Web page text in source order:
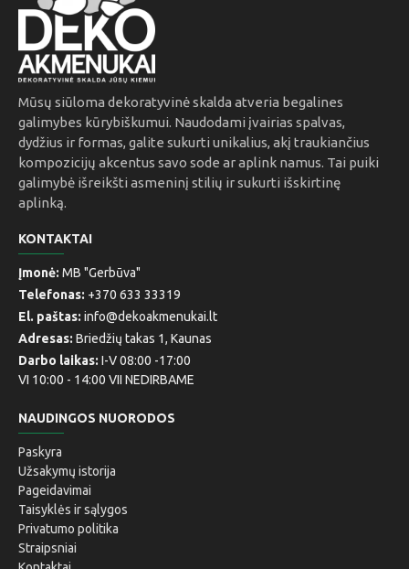
Mūsų siūloma dekoratyvinė skalda atveria begalines
galimybes kūrybiškumui. Naudodami įvairias spalvas,
dydžius ir formas, galite sukurti unikalius, akį traukiančius
kompozicijų akcentus savo sode ar aplink namus. Tai puiki
galimybė išreikšti asmeninį stilių ir sukurti išskirtinę
aplinką.
KONTAKTAI
Įmonė: MB "Gerbūva"
Telefonas: +370 633 33319
El. paštas: info@dekoakmenukai.lt
Adresas: Briedžių takas 1, Kaunas
Darbo laikas: I-V 08:00 -17:00
VI 10:00 - 14:00 VII NEDIRBAME
NAUDINGOS NUORODOS
Paskyra
Užsakymų istorija
Pageidavimai
Taisyklės ir sąlygos
Privatumo politika
Straipsniai